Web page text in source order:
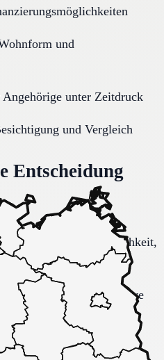
und
unter Zeitdruck
und Vergleich
Entscheidung
Region, Dringlichkeit,
Mobilität, kognitive
damit Rückmeldungen